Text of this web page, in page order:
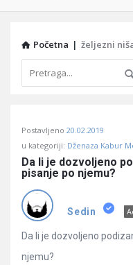
Početna | željezni
Učene
Latest
Pitanja
Postavljeno 20.02.2019
u kategoriji: Dženaza Kabur
Da li je dozvoljeno
pisanje po njemu?
Sedin
Da li je dozvoljeno
njemu?